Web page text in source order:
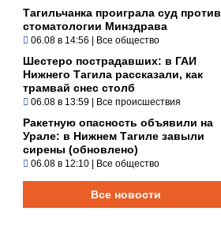
Тагильчанка проиграла суд против
стоматологии Минздрава
06.08 в 14:56 | Все общество
Шестеро пострадавших: в ГАИ
Нижнего Тагила рассказали, как
трамвай снес столб
06.08 в 13:59 | Все происшествия
Ракетную опасность объявили на
Урале: в Нижнем Тагиле завыли
сирены (обновлено)
06.08 в 12:10 | Все общество
Все новости